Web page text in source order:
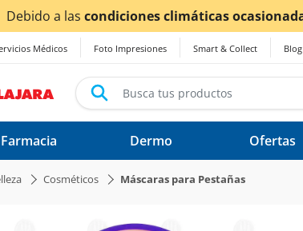
Médicos Foto Impresiones Smart & Collect Blog
Farmacia Dermo Ofertas
Cosméticos Máscaras para Pestañas